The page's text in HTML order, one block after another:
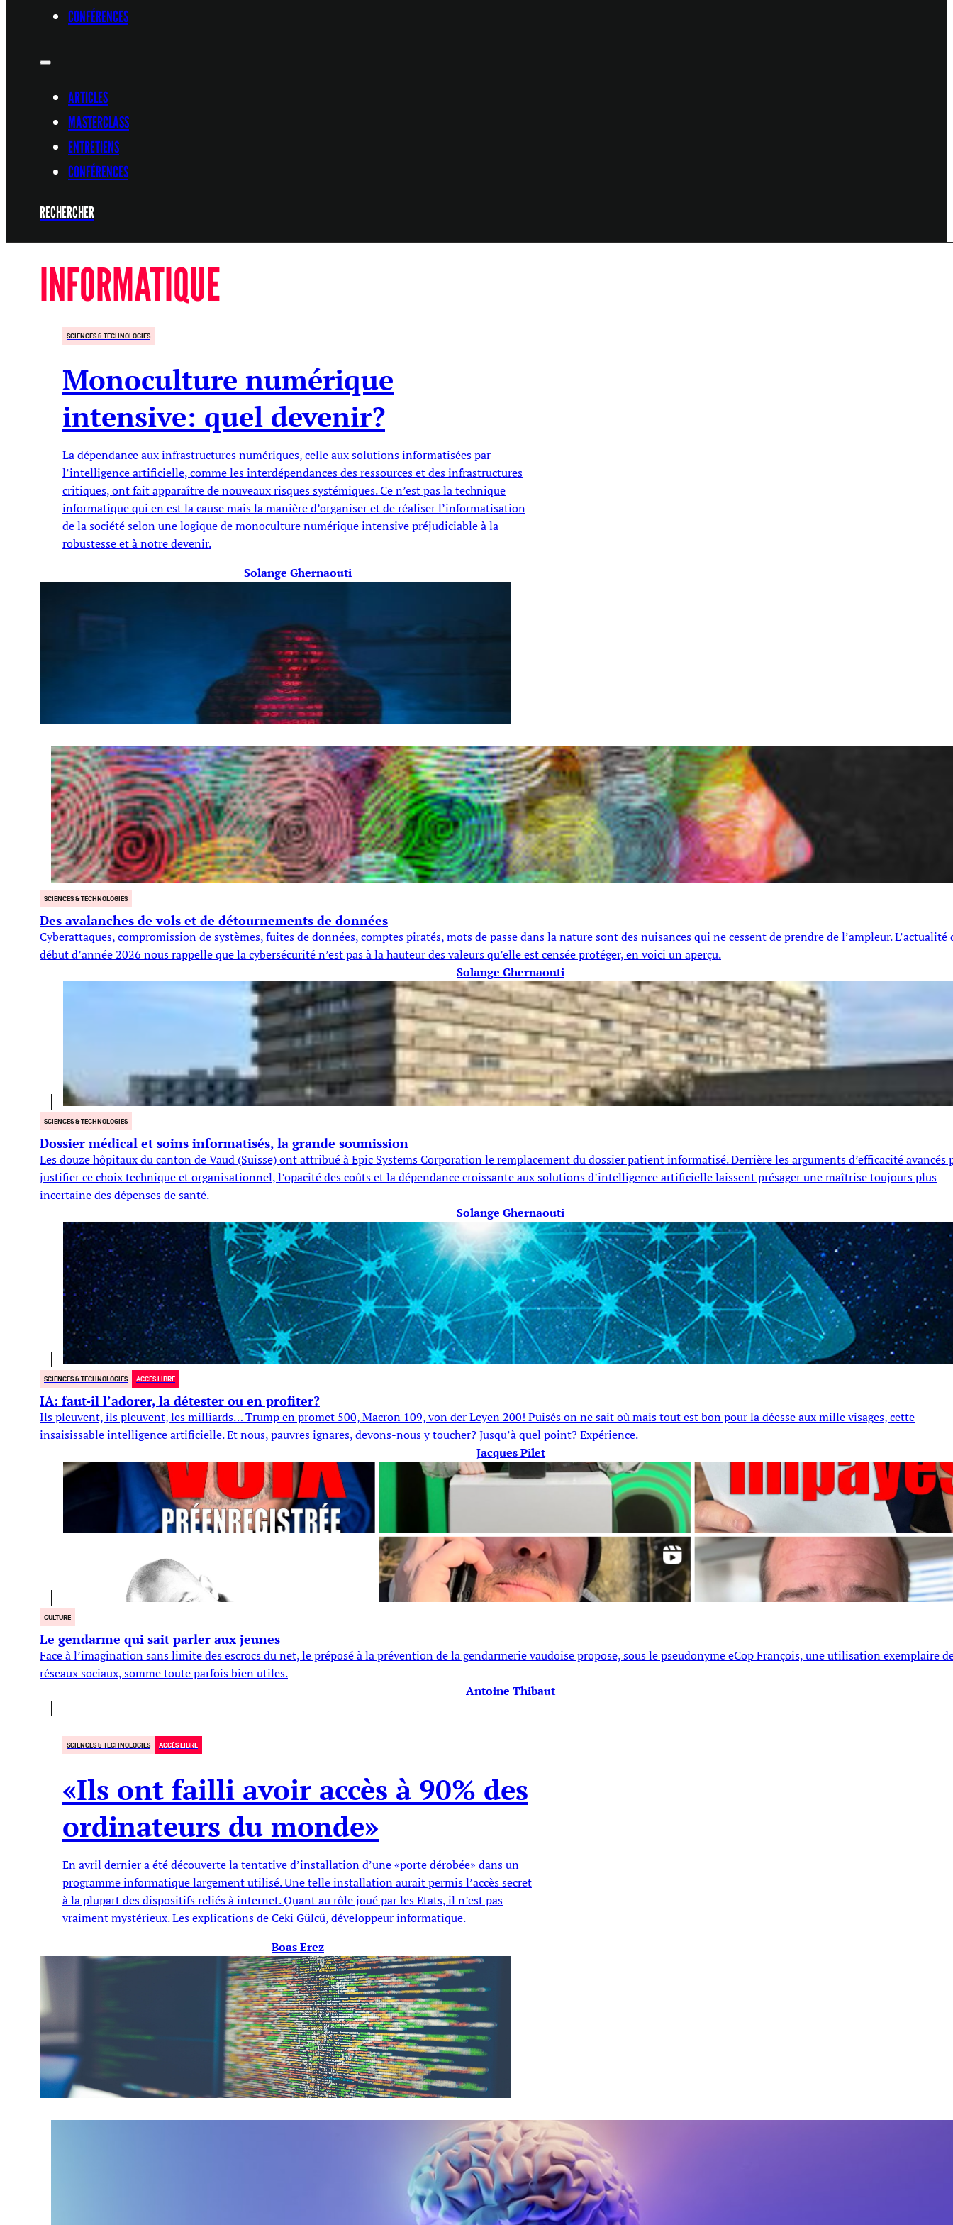
CONFÉRENCES
ARTICLES
MASTERCLASS
ENTRETIENS
CONFÉRENCES
RECHERCHER
INFORMATIQUE
SCIENCES & TECHNOLOGIES
Monoculture numérique
intensive: quel devenir?
La dépendance aux infrastructures numériques, celle aux solutions informatisées par
l’intelligence artificielle, comme les interdépendances des ressources et des infrastructures
critiques, ont fait apparaître de nouveaux risques systémiques. Ce n’est pas la technique
informatique qui en est la cause mais la manière d’organiser et de réaliser l’informatisation
de la société selon une logique de monoculture numérique intensive préjudiciable à la
robustesse et à notre devenir.
Solange Ghernaouti
SCIENCES & TECHNOLOGIES
Des avalanches de vols et de détournements de données
Cyberattaques, compromission de systèmes, fuites de données, comptes piratés, mots de passe dans la nature sont des nuisances qui ne cessent de prendre de l’ampleur. L’actualité
début d’année 2026 nous rappelle que la cybersécurité n’est pas à la hauteur des valeurs qu’elle est censée protéger, en voici un aperçu.
Solange Ghernaouti
SCIENCES & TECHNOLOGIES
Dossier médical et soins informatisés, la grande soumission
Les douze hôpitaux du canton de Vaud (Suisse) ont attribué à Epic Systems Corporation le remplacement du dossier patient informatisé. Derrière les arguments d’efficacité avancés
justifier ce choix technique et organisationnel, l’opacité des coûts et la dépendance croissante aux solutions d’intelligence artificielle laissent présager une maîtrise toujours plus
incertaine des dépenses de santé.
Solange Ghernaouti
SCIENCES & TECHNOLOGIES ACCÈS LIBRE
IA: faut-il l’adorer, la détester ou en profiter?
Ils pleuvent, ils pleuvent, les milliards… Trump en promet 500, Macron 109, von der Leyen 200! Puisés on ne sait où mais tout est bon pour la déesse aux mille visages, cette
insaisissable intelligence artificielle. Et nous, pauvres ignares, devons-nous y toucher? Jusqu’à quel point? Expérience.
Jacques Pilet
CULTURE
Le gendarme qui sait parler aux jeunes
Face à l’imagination sans limite des escrocs du net, le préposé à la prévention de la gendarmerie vaudoise propose, sous le pseudonyme eCop François, une utilisation exemplaire
réseaux sociaux, somme toute parfois bien utiles.
Antoine Thibaut
SCIENCES & TECHNOLOGIES ACCÈS LIBRE
«Ils ont failli avoir accès à 90% des
ordinateurs du monde»
En avril dernier a été découverte la tentative d’installation d’une «porte dérobée» dans un
programme informatique largement utilisé. Une telle installation aurait permis l’accès secret
à la plupart des dispositifs reliés à internet. Quant au rôle joué par les Etats, il n’est pas
vraiment mystérieux. Les explications de Ceki Gülcü, développeur informatique.
Boas Erez